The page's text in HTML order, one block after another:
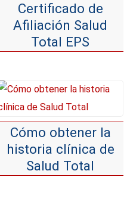
Certificado de
Afiliación Salud
Total EPS
Cómo obtener la
historia clínica de
Salud Total